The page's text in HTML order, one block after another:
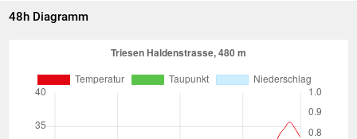
48h Diagramm